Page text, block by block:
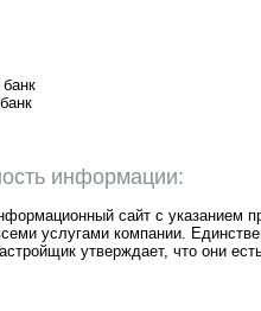
информации:
сайт с указанием
услугами компании.
утверждает, что они